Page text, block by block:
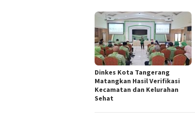
Dinkes Kota Tangerang
Matangkan Hasil Verifikasi
Kecamatan dan Kelurahan
Sehat